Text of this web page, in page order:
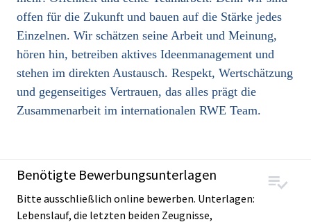
offen für die Zukunft und bauen auf die Stärke jedes
Einzelnen. Wir schätzen seine Arbeit und Meinung,
hören hin, betreiben aktives Ideenmanagement und
stehen im direkten Austausch. Respekt, Wertschätzung
und gegenseitiges Vertrauen, das alles prägt die
Zusammenarbeit im internationalen RWE Team.
Benötigte Bewerbungsunterlagen
Bitte ausschließlich online bewerben. Unterlagen:
Lebenslauf, die letzten beiden Zeugnisse,